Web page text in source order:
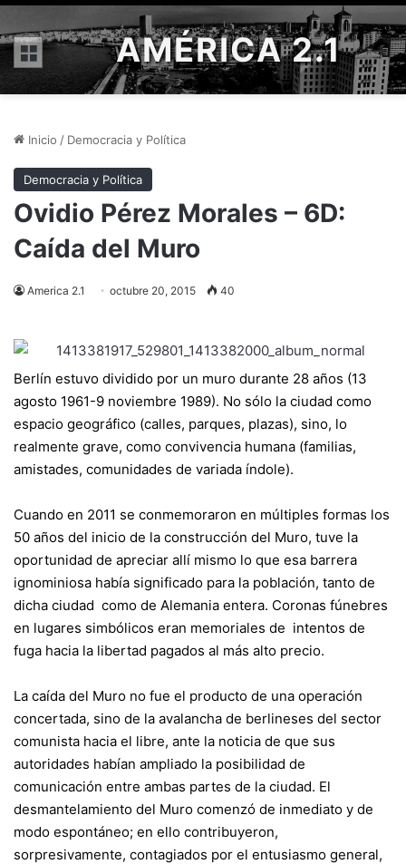
Menú AMÉRICA 2.1
Inicio / Democracia y Política
Democracia y Política
Ovidio Pérez Morales – 6D:
Caída del Muro
America 2.1 octubre 20, 2015 40
Berlín estuvo dividido por un muro durante 28 años (13
agosto 1961-9 noviembre 1989). No sólo la ciudad como
espacio geográfico (calles, parques, plazas), sino, lo
realmente grave, como convivencia humana (familias,
amistades, comunidades de variada índole).
Cuando en 2011 se conmemoraron en múltiples formas los
50 años del inicio de la construcción del Muro, tuve la
oportunidad de apreciar allí mismo lo que esa barrera
ignominiosa había significado para la población, tanto de
dicha ciudad como de Alemania entera. Coronas fúnebres
en lugares simbólicos eran memoriales de intentos de
fuga hacia la libertad pagados al más alto precio.
La caída del Muro no fue el producto de una operación
concertada, sino de la avalancha de berlineses del sector
comunista hacia el libre, ante la noticia de que sus
autoridades habían ampliado la posibilidad de
comunicación entre ambas partes de la ciudad. El
desmantelamiento del Muro comenzó de inmediato y de
modo espontáneo; en ello contribuyeron,
sorpresivamente, contagiados por el entusiasmo general,